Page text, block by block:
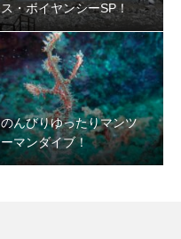
ス・ボイヤンシーSP！
のんびりゆったりマンツ
ーマンダイブ！